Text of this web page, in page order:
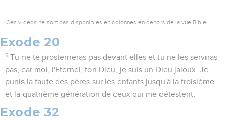
Ces vidéos ne sont pas disponibles en colonnes en dehors de la vue Bible.
Exode 20
5 Tu ne te prosterneras pas devant elles et tu ne les serviras
pas, car moi, l'Eternel, ton Dieu, je suis un Dieu jaloux. Je
punis la faute des pères sur les enfants jusqu'à la troisième
et la quatrième génération de ceux qui me détestent,
Exode 32